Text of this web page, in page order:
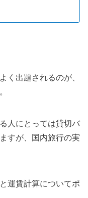
く出題されるのが、
人にとっては貸切バ
すが、国内旅行の実
運賃計算についてポ